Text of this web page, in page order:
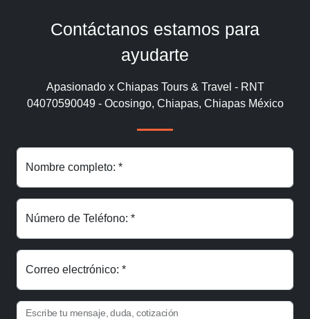
Contáctanos estamos para
ayudarte
Apasionado x Chiapas Tours & Travel - RNT
04070590049 - Ocosingo, Chiapas, Chiapas México
Nombre completo: *
Número de Teléfono: *
Correo electrónico: *
Escribe tu mensaje, duda, cotización